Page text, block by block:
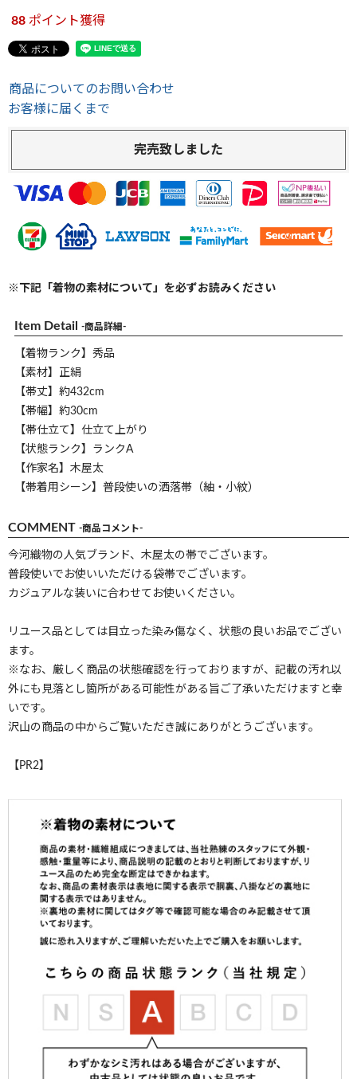
88 ポイント獲得
商品についてのお問い合わせ
お客様に届くまで
完売致しました
※下記「着物の素材について」を必ずお読みください
Item Detail -商品詳細-
【着物ランク】秀品
【素材】正絹
【帯丈】約432cm
【帯幅】約30cm
【帯仕立て】仕立て上がり
【状態ランク】ランクA
【作家名】木屋太
【帯着用シーン】普段使いの洒落帯（紬・小紋）
COMMENT -商品コメント-
今河織物の人気ブランド、木屋太の帯でございます。
普段使いでお使いいただける袋帯でございます。
カジュアルな装いに合わせてお使いください。
リユース品としては目立った染み傷なく、状態の良いお品でござい
ます。
※なお、厳しく商品の状態確認を行っておりますが、記載の汚れ以
外にも見落とし箇所がある可能性がある旨ご了承いただけますと幸
いです。
沢山の商品の中からご覧いただき誠にありがとうございます。
【PR2】